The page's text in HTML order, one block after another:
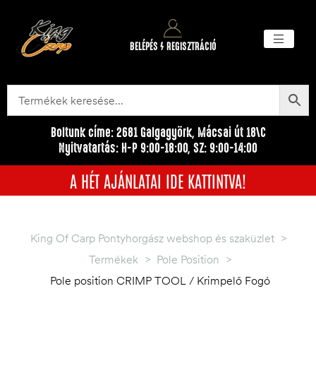
BELÉPÉS / REGISZTRÁCIÓ
Boltunk címe: 2681 Galgagyörk, Mácsai út 18\C
Nyitvatartás: H-P 9:00-18:00, SZ: 9:00-14:00
A HÉT AJÁNLATAI IDE KATTINTVA!
King Of Carp Pontyhorgász webshop és szaküzlet >
Termékek > Pole Position >
Pole position CRIMP TOOL / Krimpelő Fogó